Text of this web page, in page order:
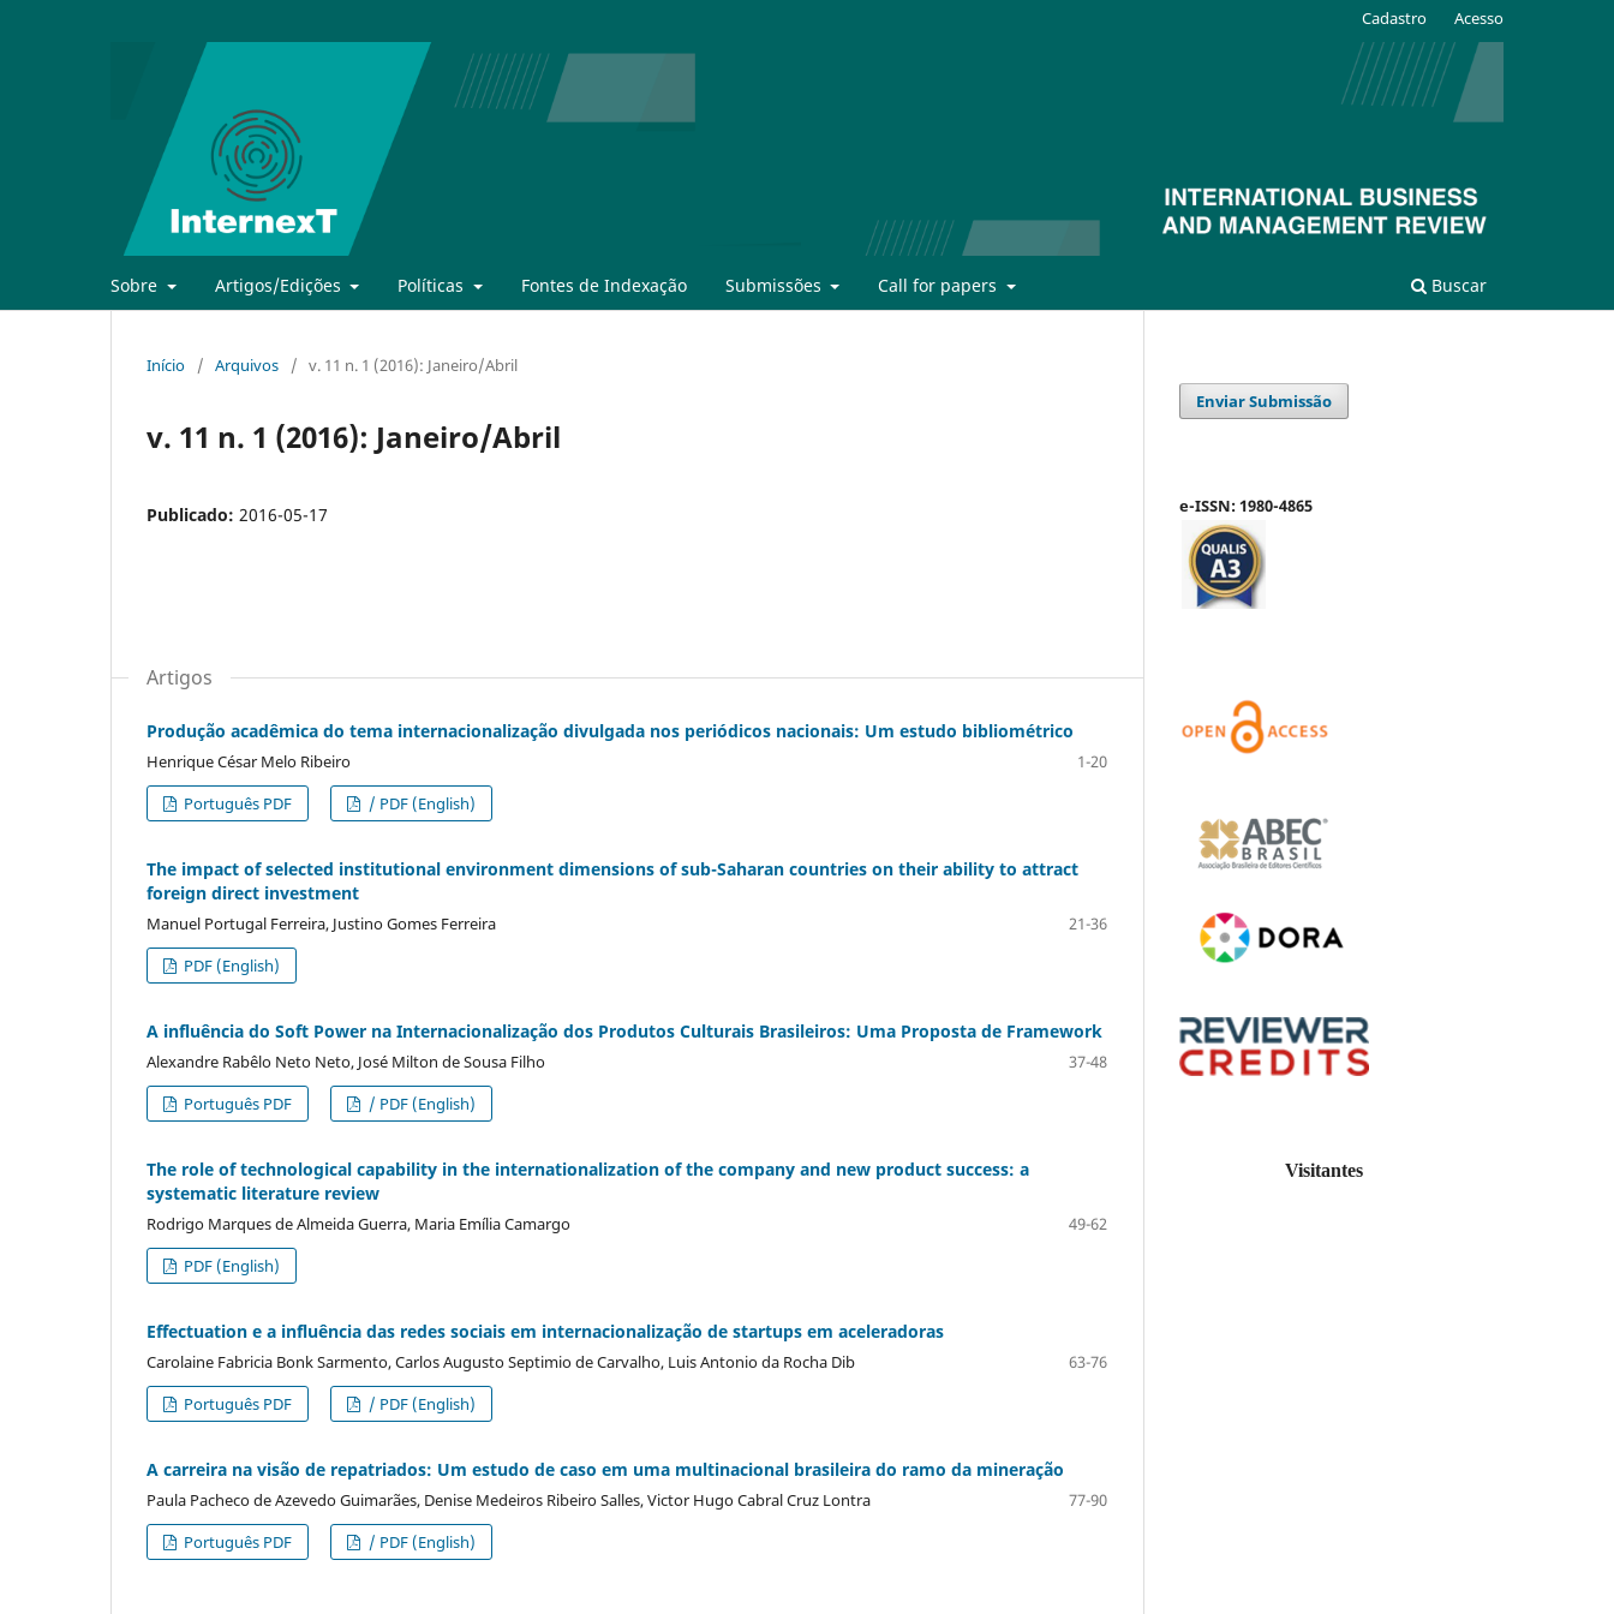
Sobre Artigos/Edições Políticas Fontes de Indexação Submissões Call for papers Buscar
Cadastro Acesso
Início / Arquivos / v. 11 n. 1 (2016): Janeiro/Abril
v. 11 n. 1 (2016): Janeiro/Abril
Publicado: 2016-05-17
Artigos
Produção acadêmica do tema internacionalização divulgada nos periódicos nacionais: Um estudo bibliométrico
Henrique César Melo Ribeiro
1-20
Português PDF
/ PDF (English)
The impact of selected institutional environment dimensions of sub-Saharan countries on their ability to attract
foreign direct investment
Manuel Portugal Ferreira, Justino Gomes Ferreira
21-36
PDF (English)
A influência do Soft Power na Internacionalização dos Produtos Culturais Brasileiros: Uma Proposta de Framework
Alexandre Rabêlo Neto Neto, José Milton de Sousa Filho
37-48
Português PDF
/ PDF (English)
The role of technological capability in the internationalization of the company and new product success: a
systematic literature review
Rodrigo Marques de Almeida Guerra, Maria Emília Camargo
49-62
PDF (English)
Effectuation e a influência das redes sociais em internacionalização de startups em aceleradoras
Carolaine Fabricia Bonk Sarmento, Carlos Augusto Septimio de Carvalho, Luis Antonio da Rocha Dib
63-76
Português PDF
/ PDF (English)
A carreira na visão de repatriados: Um estudo de caso em uma multinacional brasileira do ramo da mineração
Paula Pacheco de Azevedo Guimarães, Denise Medeiros Ribeiro Salles, Victor Hugo Cabral Cruz Lontra
77-90
Português PDF
/ PDF (English)
Enviar Submissão
e-ISSN: 1980-4865
Visitantes